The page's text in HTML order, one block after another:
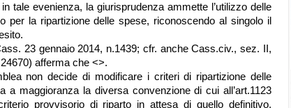
tale evenienza, la giurisprudenza ammette l’utilizzo delle
per la ripartizione delle spese, riconoscendo al singolo il
23 gennaio 2014, n.1439; cfr. anche Cass.civ., sez. II,
afferma che <>.
non decide di modificare i criteri di ripartizione delle
a maggioranza la diversa convenzione di cui all’art.1123
provvisorio di riparto in attesa di quello definitivo,